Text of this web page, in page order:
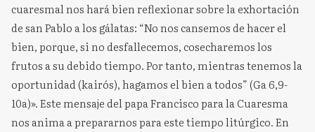
cuaresmal nos hará bien reflexionar sobre la exhortación
de san Pablo a los gálatas: “No nos cansemos de hacer el
bien, porque, si no desfallecemos, cosecharemos los
frutos a su debido tiempo. Por tanto, mientras tenemos la
oportunidad (kairós), hagamos el bien a todos” (Ga 6,9-
10a)». Este mensaje del papa Francisco para la Cuaresma
nos anima a prepararnos para este tiempo litúrgico. En